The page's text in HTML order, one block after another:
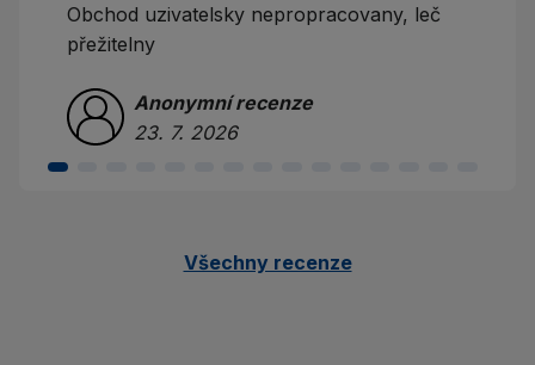
Obchod uzivatelsky nepropracovany, leč
přežitelny
Anonymní recenze
23. 7. 2026
Všechny recenze